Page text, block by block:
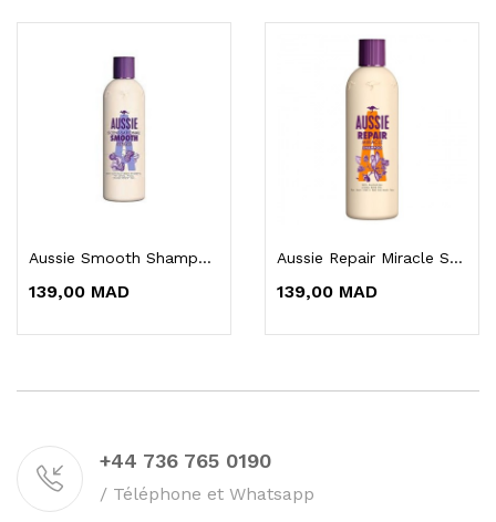
Aussie Smooth Shampoo 300ml
139,00 MAD
Aussie Repair Miracle Shampoo 300ml
139,00 MAD
+44 736 765 0190
/ Téléphone et Whatsapp